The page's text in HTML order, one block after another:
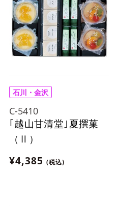
石川・金沢
C-5410
｢越山甘清堂｣夏撰菓
（Ⅱ）
¥4,385 (税込)